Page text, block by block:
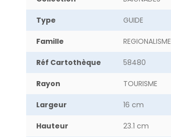
Type GUIDE
Famille REGIONALISME
Réf Cartothèque 58480
Rayon TOURISME
Largeur 16 cm
Hauteur 23.1 cm